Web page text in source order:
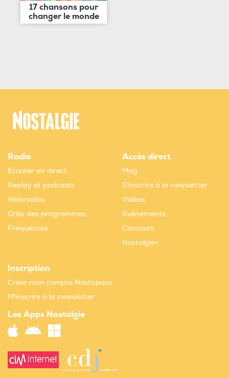
17 chansons pour
changer le monde
Radio
Ecouter en direct
Replay et podcasts
Webradios
Grille des programmes
Fréquences
Accès direct
Mag
S'inscrire à la newsletter
Vidéos
Evènements
Concours
Nostalgie+
Inscription
Créer mon compte Nostapass
M'inscrire à la newsletter
Les Apps Nostalgie